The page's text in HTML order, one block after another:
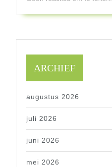
ARCHIEF
augustus 2026
juli 2026
juni 2026
mei 2026